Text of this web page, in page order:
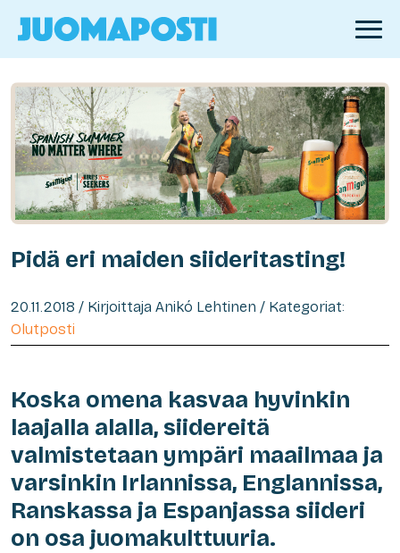
Pidä eri maiden siideritasting!
20.11.2018 / Kirjoittaja Anikó Lehtinen / Kategoriat:
Olutposti
Koska omena kasvaa hyvinkin
laajalla alalla, siidereitä
valmistetaan ympäri maailmaa ja
varsinkin Irlannissa, Englannissa,
Ranskassa ja Espanjassa siideri
on osa juomakulttuuria.